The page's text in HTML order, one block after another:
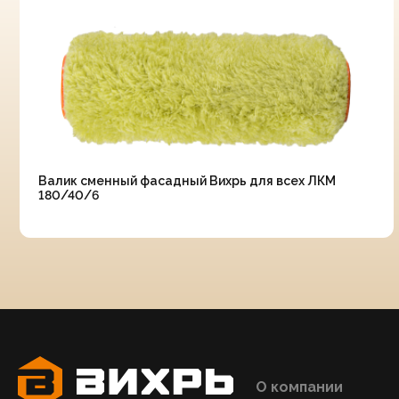
Валик сменный фасадный Вихрь для всех ЛКМ
180/40/6
О компании